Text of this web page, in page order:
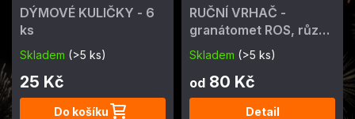
ů
DÝMOVÉ KULIČKY - 6
ks
Skladem (>5 ks)
25 Kč
Do košíku
RUČNÍ VRHAČ -
granátomet ROS, různé
efekty
Skladem (>5 ks)
od 80 Kč
Detail